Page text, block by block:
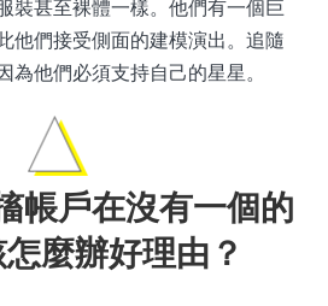
裝甚至裸體一樣。他們有一個巨
他們接受側面的建模演出。追隨
為他們必須支持自己的星星。
帳戶在沒有一個的
麼辦好理由？